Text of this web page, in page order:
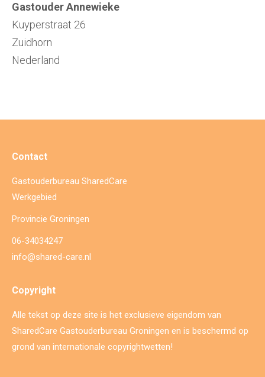
Gastouder Annewieke
Kuyperstraat 26
Zuidhorn
Nederland
Contact
Gastouderbureau SharedCare
Werkgebied
Provincie Groningen
06-34034247
info@shared-care.nl
Copyright
Alle tekst op deze site is het exclusieve eigendom van
SharedCare Gastouderbureau Groningen en is beschermd op
grond van internationale copyrightwetten!